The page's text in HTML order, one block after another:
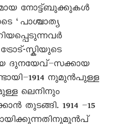
നോട്ട്‌ബുക്കുകൾ
‘പാശ്ചാത്യ
സ്കിയുടെ
ദുനയേവ്–സക്കായ
നുമുൻപുള്ള
ലെനിനും
തുടങ്ങി. 1914 –15